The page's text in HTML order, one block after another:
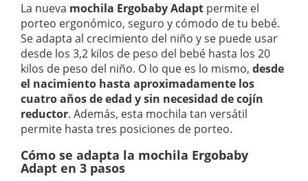
La nueva mochila Ergobaby Adapt permite el
porteo ergonómico, seguro y cómodo de tu bebé.
Se adapta al crecimiento del niño y se puede usar
desde los 3,2 kilos de peso del bebé hasta los 20
kilos de peso del niño. O lo que es lo mismo, desde
el nacimiento hasta aproximadamente los
cuatro años de edad y sin necesidad de cojín
reductor. Además, esta mochila tan versátil
permite hasta tres posiciones de porteo.
Cómo se adapta la mochila Ergobaby
Adapt en 3 pasos